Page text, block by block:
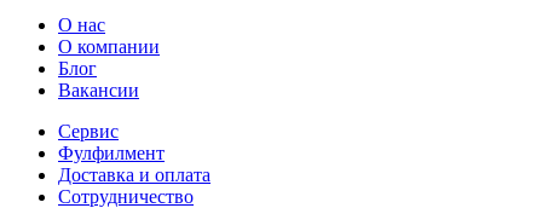
О нас
О компании
Блог
Вакансии
Сервис
Фулфилмент
Доставка и оплата
Сотрудничество